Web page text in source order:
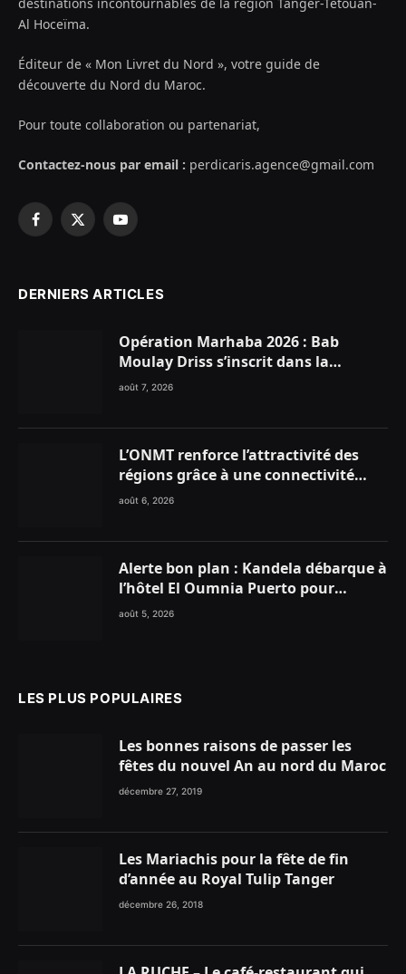
Al Hoceïma.
Éditeur de « Mon Livret du Nord », votre guide de
découverte du Nord du Maroc.
Pour toute collaboration ou partenariat,
Contactez-nous par email : perdicaris.agence@gmail.com
Facebook
X
YouTube
DERNIERS ARTICLES
Opération Marhaba 2026 : Bab
Moulay Driss s’inscrit dans la
dynamique nationale en faveur des
août 7, 2026
L’ONMT renforce l’attractivité des
régions grâce à une connectivité
aérienne historique de Ryanair
août 6, 2026
Alerte bon plan : Kandela débarque à
l’hôtel El Oumnia Puerto pour
enflammer le Chiringuito Malibu
août 5, 2026
LES PLUS POPULAIRES
Les bonnes raisons de passer les
fêtes du nouvel An au nord du Maroc
décembre 27, 2019
Les Mariachis pour la fête de fin
d’année au Royal Tulip Tanger
décembre 26, 2018